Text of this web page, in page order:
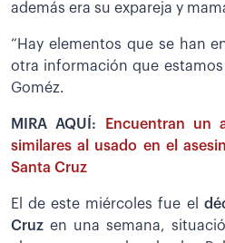
además era su expareja y
“Hay elementos que se han
otra información que
Goméz.
MIRA AQUÍ:
Encuentran un
similares al usado en el
Santa Cruz
El de este miércoles fue el
Cruz en una semana,